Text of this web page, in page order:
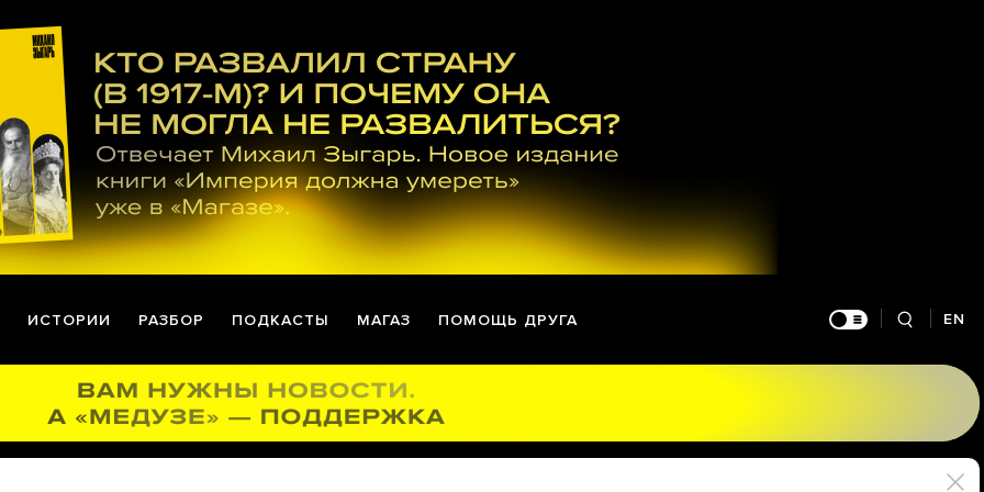
ИСТОРИИ РАЗБОР ПОДКАСТЫ МАГАЗ ПОМОЩЬ ДРУГА EN